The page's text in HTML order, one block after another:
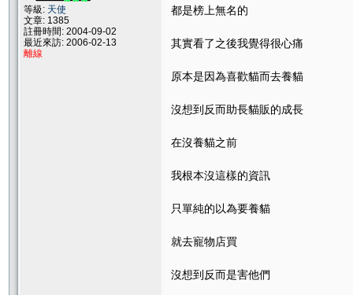
等級: 天使
文章: 1385
註冊時間: 2004-09-02
最近來訪: 2006-02-13
離線
都是榜上無名的
其實看了之後我覺得很心痛
原本是因為喜歡貓而去養貓
沒想到反而助長貓販的成長
在沒養貓之前
我根本沒這樣的資訊
只單純的以為要養貓
就去寵物店買
沒想到反而是害他們